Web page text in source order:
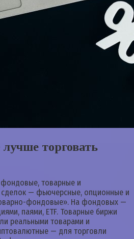
торговать
товарные и
— фьючерсные, опционные и
фондовые». На фондовых —
паями, ETF. Товарные биржи
реальными товарами и
— для торговли